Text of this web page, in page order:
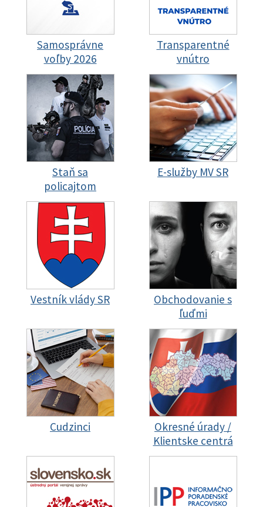
Samosprávne
voľby 2026
Transparentné
vnútro
Staň sa
policajtom
E-služby MV SR
Vestník vlády SR
Obchodovanie s
ľuďmi
Cudzinci
Okresné úrady /
Klientske centrá